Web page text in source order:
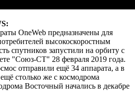
OneWeb предназначены для
высокоскоростным
спутников запустили на орбиту с
"Союз-СТ" 28 февраля 2019 года.
отправили ещё 34 аппарата, а в
столько же с космодрома
Восточный начались в декабре